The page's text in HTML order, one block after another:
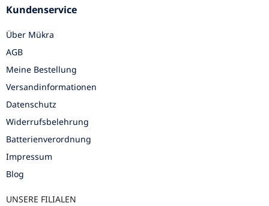
Kundenservice
Über Mükra
AGB
Meine Bestellung
Versandinformationen
Datenschutz
Widerrufsbelehrung
Batterienverordnung
Impressum
Blog
UNSERE FILIALEN